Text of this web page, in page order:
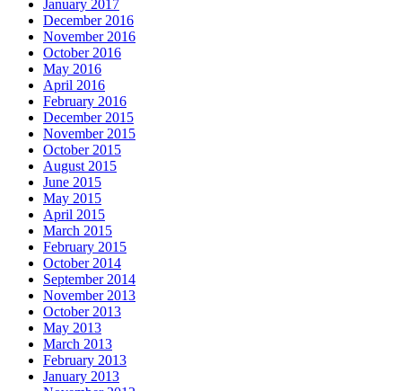
January 2017
December 2016
November 2016
October 2016
May 2016
April 2016
February 2016
December 2015
November 2015
October 2015
August 2015
June 2015
May 2015
April 2015
March 2015
February 2015
October 2014
September 2014
November 2013
October 2013
May 2013
March 2013
February 2013
January 2013